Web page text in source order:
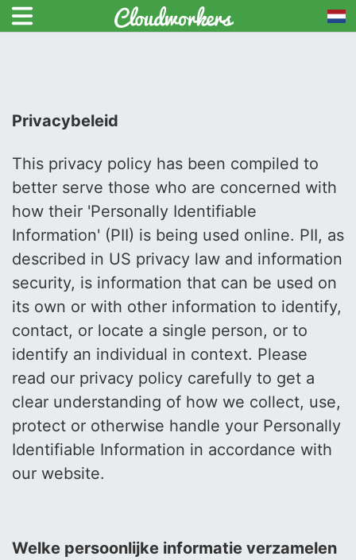
Privacybeleid
This privacy policy has been compiled to
better serve those who are concerned with
how their 'Personally Identifiable
Information' (PII) is being used online. PII, as
described in US privacy law and information
security, is information that can be used on
its own or with other information to identify,
contact, or locate a single person, or to
identify an individual in context. Please
read our privacy policy carefully to get a
clear understanding of how we collect, use,
protect or otherwise handle your Personally
Identifiable Information in accordance with
our website.
Welke persoonlijke informatie verzamelen